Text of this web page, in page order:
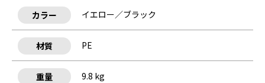
カラー イエロー／ブラック
材質 PE
重量 9.8 kg